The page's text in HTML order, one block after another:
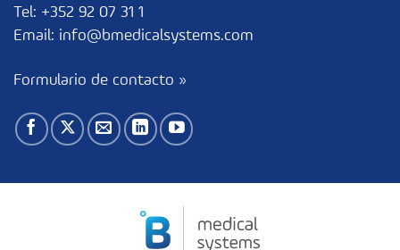
Tel: +352 92 07 31 1
Email: info@bmedicalsystems.com
Formulario de contacto »